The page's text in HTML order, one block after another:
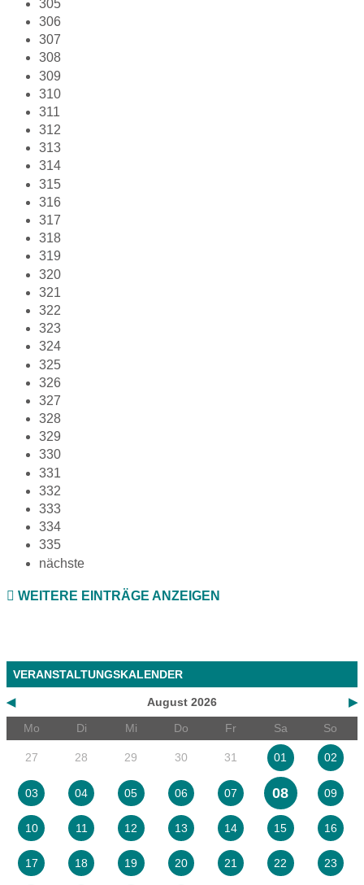
305
306
307
308
309
310
311
312
313
314
315
316
317
318
319
320
321
322
323
324
325
326
327
328
329
330
331
332
333
334
335
nächste
WEITERE EINTRÄGE ANZEIGEN
VERANSTALTUNGSKALENDER
◀ ▶
August 2026
Mo
Di Mi Do Fr Sa So
27 28 29 30 31 01 02
03 04 05 06 07 08 09
10 11 12 13 14 15 16
17 18 19 20 21 22 23